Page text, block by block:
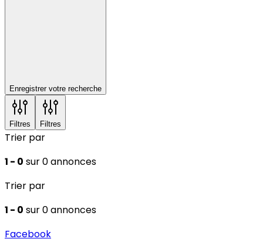
Enregistrer votre recherche
Filtres Filtres
Trier par
1 - 0 sur 0 annonces
Trier par
1 - 0 sur 0 annonces
Facebook